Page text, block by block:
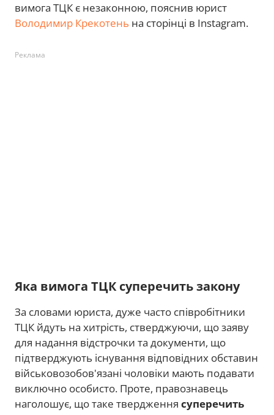
вимога ТЦК є незаконною, пояснив юрист
Володимир Крекотень на сторінці в Instagram.
Реклама
Яка вимога ТЦК суперечить закону
За словами юриста, дуже часто співробітники
ТЦК йдуть на хитрість, стверджуючи, що заяву
для надання відстрочки та документи, що
підтверджують існування відповідних обставин
військовозобов'язані чоловіки мають подавати
виключно особисто. Проте, правознавець
наголошує, що таке твердження суперечить